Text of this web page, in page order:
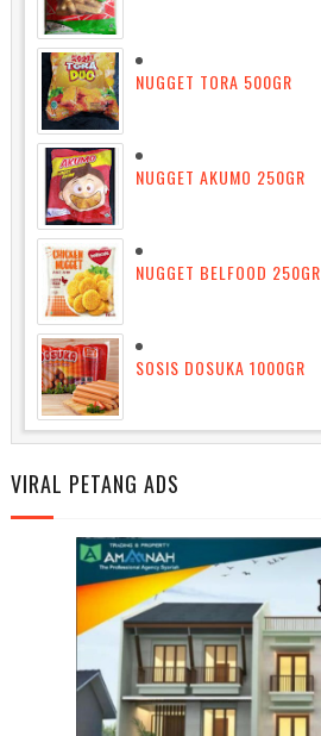
NUGGET TORA 500GR
NUGGET AKUMO 250GR
NUGGET BELFOOD 250GR
SOSIS DOSUKA 1000GR
VIRAL PETANG ADS